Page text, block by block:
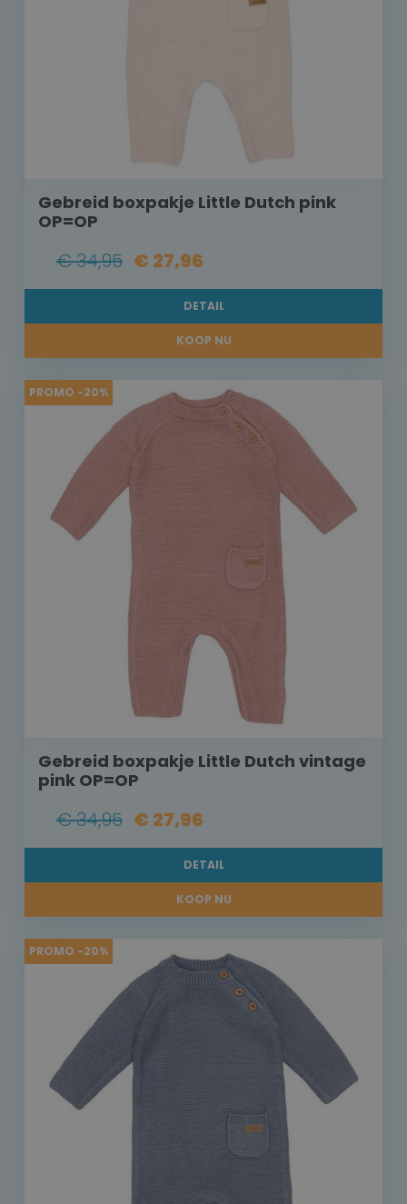
Gebreid boxpakje Little Dutch pink
OP=OP
€ 34,95 € 27,96
DETAIL
KOOP NU
PROMO -20%
Gebreid boxpakje Little Dutch vintage
pink OP=OP
€ 34,95 € 27,96
DETAIL
KOOP NU
PROMO -20%